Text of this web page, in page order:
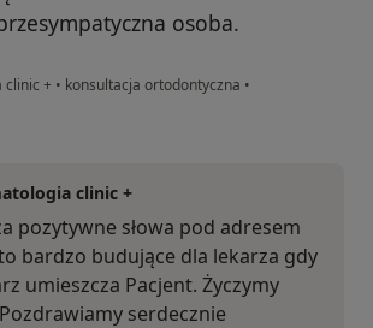
osoba.
clinic + • konsultacja ortodontyczna •
clinic +
pozytywne słowa pod adresem
bardzo budujące dla lekarza gdy
umieszcza Pacjent. Życzymy
serdecznie